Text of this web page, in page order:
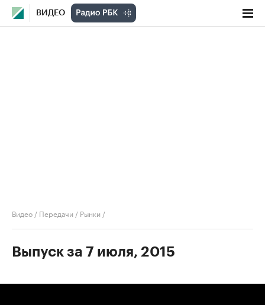
ВИДЕО
Видео / Передачи / Рынки /
Выпуск за 7 июля, 2015